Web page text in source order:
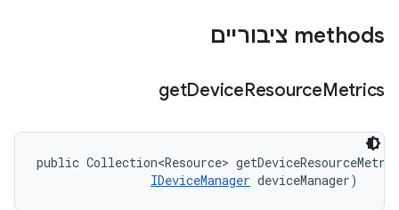
‫methods ציבוריים
getDeviceResourceMetrics
public Collection<Resource>
IDeviceManager deviceManager)